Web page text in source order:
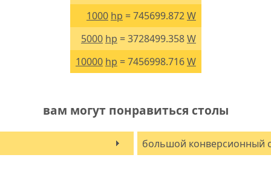
1000 hp = 745699.872W
5000 hp = 3728499.358W
10000 hp = 7456998.716W
вам могут понравиться столы
большой конверсионный